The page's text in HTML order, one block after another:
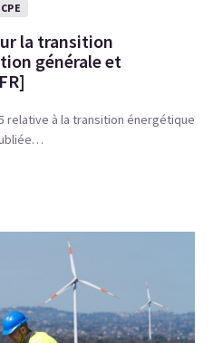
la transition
générale et
relative à la transition énergétique